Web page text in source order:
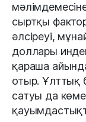
сыртқы
әлсіреуі,
доллары
қараша
отыр. Ұлттық
сатуы да